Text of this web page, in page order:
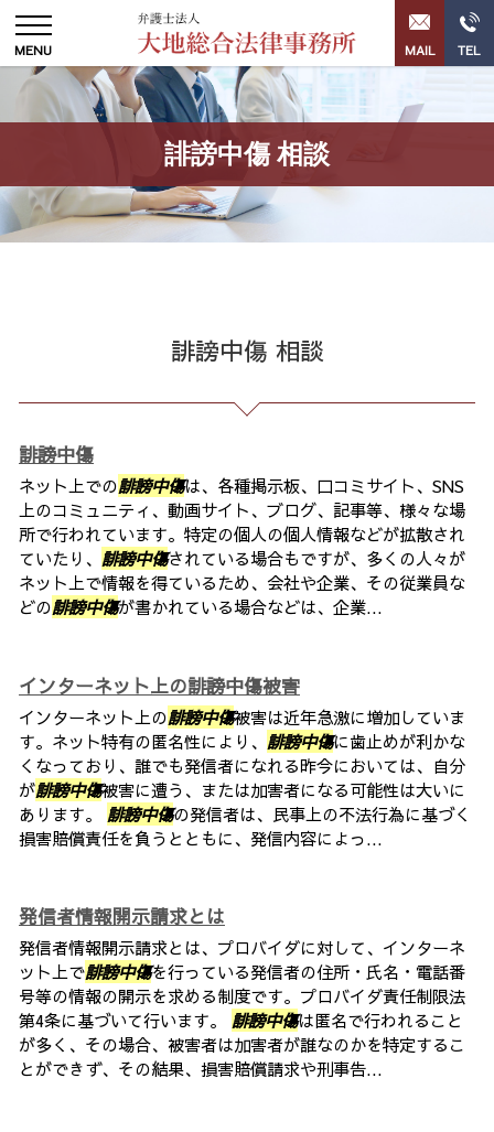
誹謗中傷 相談
誹謗中傷 相談
誹謗中傷
ネット上での誹謗中傷は、各種掲示板、口コミサイト、SNS
上のコミュニティ、動画サイト、ブログ、記事等、様々な場
所で行われています。特定の個人の個人情報などが拡散され
ていたり、 誹謗中傷されている場合もですが、多くの人々が
ネット上で情報を得ているため、会社や企業、その従業員な
どの誹謗中傷が書かれている場合などは、企業...
インターネット上の誹謗中傷被害
インターネット上の誹謗中傷被害は近年急激に増加していま
す。ネット特有の匿名性により、 誹謗中傷に歯止めが利かな
くなっており、誰でも発信者になれる昨今においては、自分
が誹謗中傷被害に遭う、または加害者になる可能性は大いに
あります。 誹謗中傷の発信者は、民事上の不法行為に基づく
損害賠償責任を負うとともに、発信内容によっ...
発信者情報開示請求とは
発信者情報開示請求とは、プロバイダに対して、インターネ
ット上で誹謗中傷を行っている発信者の住所・氏名・電話番
号等の情報の開示を求める制度です。プロバイダ責任制限法
第4条に基づいて行います。 誹謗中傷は匿名で行われること
が多く、その場合、被害者は加害者が誰なのかを特定するこ
とができず、その結果、損害賠償請求や刑事告...